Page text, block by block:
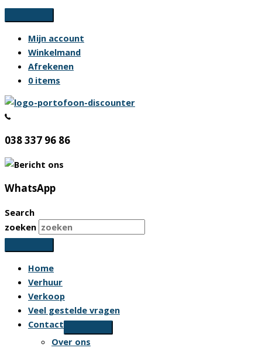
Ga
naar
inhoud
Mijn account
Winkelmand
Afrekenen
0 items
038 337 96 86
WhatsApp
Search
zoeken
Home
Verhuur
Verkoop
Veel gestelde vragen
Contact
Over ons